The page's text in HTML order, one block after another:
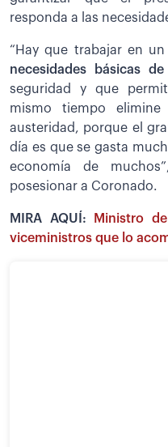
responda a las
“Hay que trabajar en un
necesidades básicas
seguridad y que
mismo tiempo
austeridad, porque el
día es que se gasta
economía de
posesionar a Coronado.
MIRA AQUÍ:
Ministro
viceministros que lo